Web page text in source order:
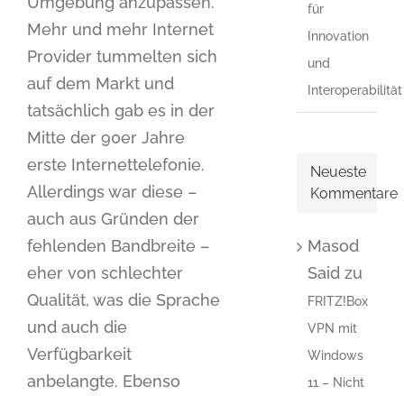
Mehr und mehr Internet
Provider tummelten sich
auf dem Markt und
tatsächlich gab es in der
Mitte der 90er Jahre
erste Internettelefonie.
Allerdings war diese –
auch aus Gründen der
fehlenden Bandbreite –
eher von schlechter
Qualität, was die Sprache
und auch die
Verfügbarkeit
anbelangte. Ebenso
für
Innovation
und
Interoperabilität
Neueste
Kommentare
Masod
Saidzu
FRITZ!Box
VPN mit
Windows
11 – Nicht